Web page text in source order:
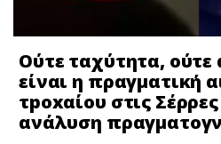
Ούτε ταχύτητα,
είναι η πραγματική
τpoxαίου στις
ανάλυση